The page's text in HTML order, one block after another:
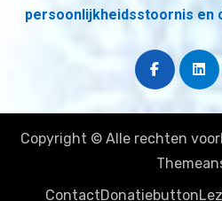
persoonlijkheidsstoornis en
Copyright © Alle rechten
ContactDonatiebutton